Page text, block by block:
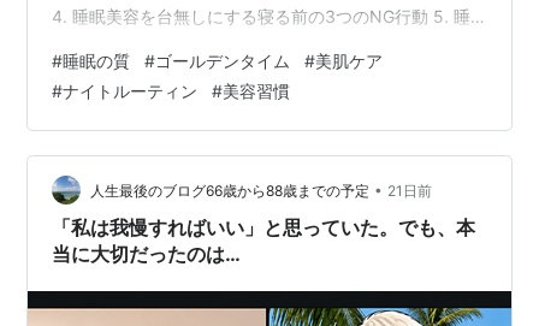
4. 睡眠美容を台無しにする寝る前の3つのNG行動 5. 睡
6. まとめ 睡眠の こんにちは！😊「美肌のために22時に
は寝なきゃ…でも仕事や家事で絶対にムリ！」そんな風
に焦って、鏡を見ては肌荒れにため息をついていません
か？💦実は、「22時〜2時が睡眠のゴールデンタイム」と
いう説は医学的に古く、現在は「寝始めの最初の…
#睡眠の質 #ゴールデンタイム #美肌ケア
#ナイトルーティン #美容習慣
人生最後のブログ66歳から88歳までの予定 • 21日前
「私は我慢すればいい」と思っていた。でも、本
当に大切だったのは…